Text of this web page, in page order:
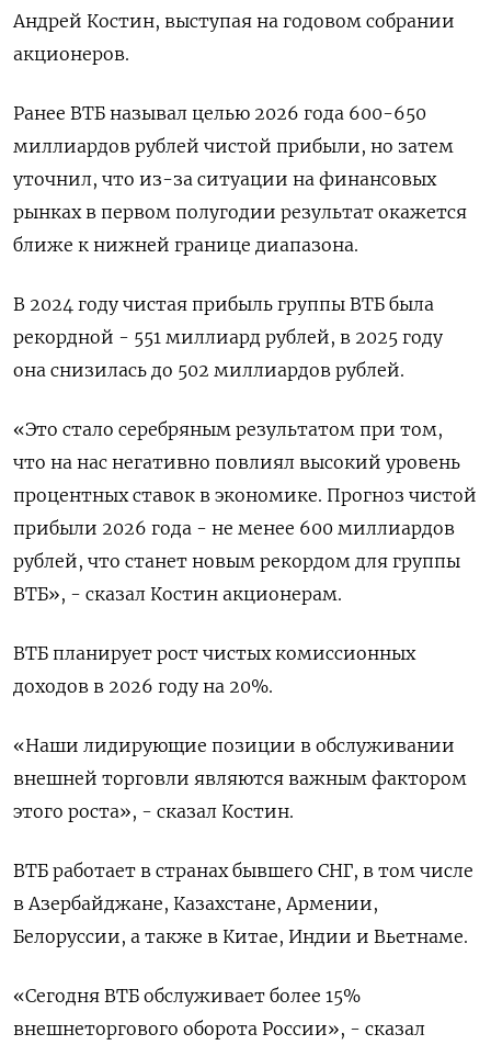
Андрей Костин, выступая на годовом собрании
акционеров.
Ранее ВТБ называл целью 2026 года 600-650
миллиардов рублей чистой прибыли, но затем
уточнил, что из-за ситуации ‌на финансовых
рынках в первом полугодии результат окажется
ближе к нижней границе диапазона.
В 2024 году чистая прибыль группы ВТБ была
рекордной - 551 миллиард рублей, в 2025 году
она снизилась до 502 миллиардов рублей.
«Это стало серебряным результатом при том,
что на нас негативно повлиял высокий уровень
процентных ставок в ​экономике. Прогноз чистой
прибыли 2026 года - не менее ​600 миллиардов
рублей, что станет новым рекордом для ​группы
ВТБ», - ⁠сказал Костин акционерам.
ВТБ планирует рост чистых комиссионных
доходов в 2026 году на 20%.
«Наши лидирующие позиции в обслуживании
внешней ‌торговли являются важным фактором
этого роста», - сказал Костин.
ВТБ работает в ‌странах бывшего СНГ, в том числе
в Азербайджане, Казахстане, Армении,
Белоруссии, а также в Китае, Индии и Вьетнаме.
«Сегодня ВТБ обслуживает более 15%
внешнеторгового ​оборота России», - сказал